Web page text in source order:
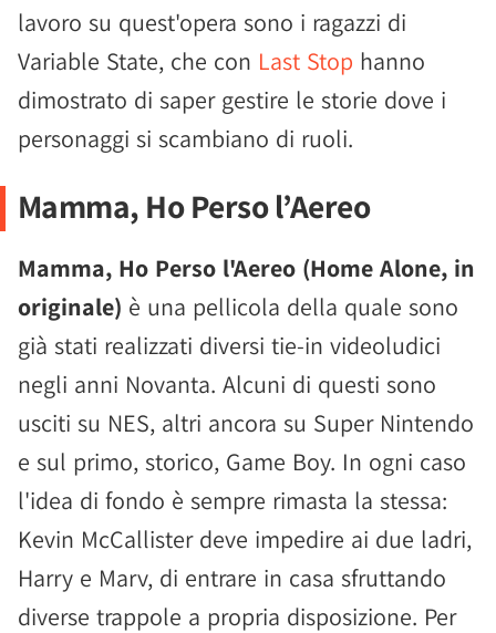
lavoro su quest'opera sono i ragazzi di
Variable State, che con Last Stop hanno
dimostrato di saper gestire le storie dove i
personaggi si scambiano di ruoli.
Mamma, Ho Perso l’Aereo
Mamma, Ho Perso l'Aereo (Home Alone, in
originale) è una pellicola della quale sono
già stati realizzati diversi tie-in videoludici
negli anni Novanta. Alcuni di questi sono
usciti su NES, altri ancora su Super Nintendo
e sul primo, storico, Game Boy. In ogni caso
l'idea di fondo è sempre rimasta la stessa:
Kevin McCallister deve impedire ai due ladri,
Harry e Marv, di entrare in casa sfruttando
diverse trappole a propria disposizione. Per